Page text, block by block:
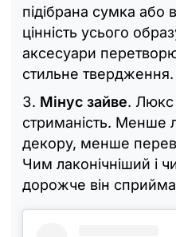
підібрана сумка або
цінність усього
аксесуари
стильне твердження.
Мінус зайве. Люкс
стриманість. Менше
декору, менше
Чим лаконічніший і
дорожче він